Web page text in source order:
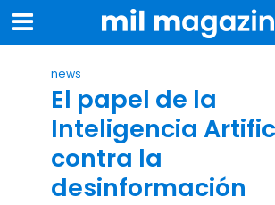
news
El papel de la
Inteligencia
contra la
desinformación